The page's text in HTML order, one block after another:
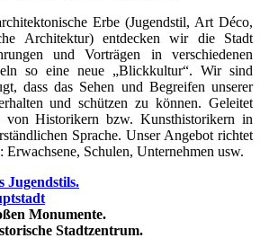
Erbe (Jugendstil, Art Déco,
Architektur) entdecken wir die Stadt
und Vorträgen in verschiedenen
so eine neue „Blickkultur“. Wir sind
dass das Sehen und Begreifen unserer
und schützen zu können. Geleitet
von Historikern bzw. Kunsthistorikern in
Sprache. Unser Angebot richtet
Erwachsene, Schulen, Unternehmen usw.
Jugendstils.
Monumente.
Stadtzentrum.